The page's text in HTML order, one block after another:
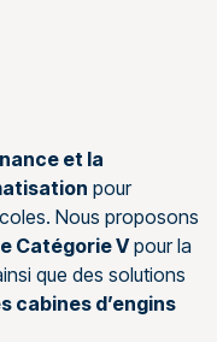
et la
pour
Nous proposons
Catégorie Vpour la
que des solutions
cabines d’engins